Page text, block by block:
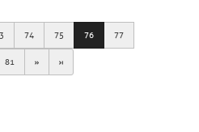
74 75 76 77
81 Next Last